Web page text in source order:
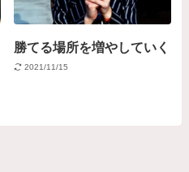
勝てる場所を増やしていく
2021/11/15